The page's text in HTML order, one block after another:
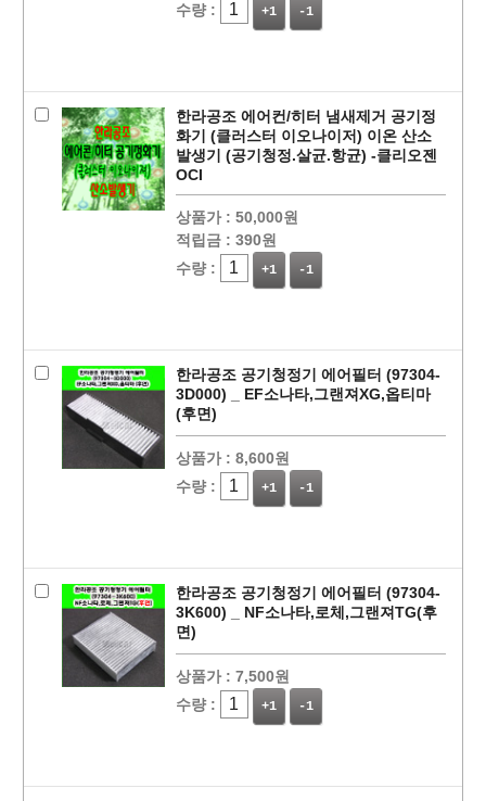
PAYCO 바로
수량 :
+1 -1
한라공조 에어컨/히터 냄새제거 공기정
화기 (클러스터 이오나이저) 이온 산소
발생기 (공기청정.살균.항균) -클리오젠
OCI
상품가 : 50,000원
적립금 : 390원
수량 :
+1 -1
한라공조 공기청정기 에어필터 (97304-
3D000) _ EF소나타,그랜져XG,옵티마
(후면)
상품가 : 8,600원
수량 :
+1 -1
한라공조 공기청정기 에어필터 (97304-
3K600) _ NF소나타,로체,그랜져TG(후
면)
상품가 : 7,500원
수량 :
+1 -1